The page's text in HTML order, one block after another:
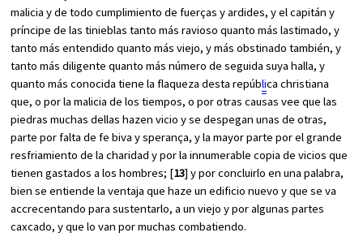
malicia y de todo cumplimiento de fuerças y ardides, y el capitán y
príncipe de las tinieblas tanto más ravioso quanto más lastimado, y
tanto más entendido quanto más viejo, y más obstinado también, y
tanto más diligente quanto más número de seguida suya halla, y
quanto más conocida tiene la flaqueza desta república christiana
que, o por la malicia de los tiempos, o por otras causas vee que las
piedras muchas dellas hazen vicio y se despegan unas de otras,
parte por falta de fe biva y sperança, y la mayor parte por el grande
resfriamiento de la charidad y por la innumerable copia de vicios que
tienen gastados a los hombres; [13] y por concluirlo en una palabra,
bien se entiende la ventaja que haze un edificio nuevo y que se va
accrecentando para sustentarlo, a un viejo y por algunas partes
caxcado, y que lo van por muchas combatiendo.